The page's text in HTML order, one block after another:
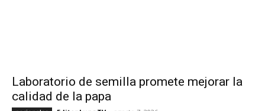
Laboratorio de semilla promete mejorar la
calidad de la papa